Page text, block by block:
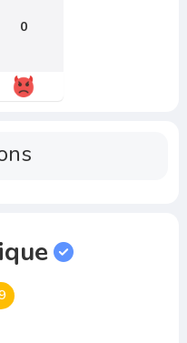
0